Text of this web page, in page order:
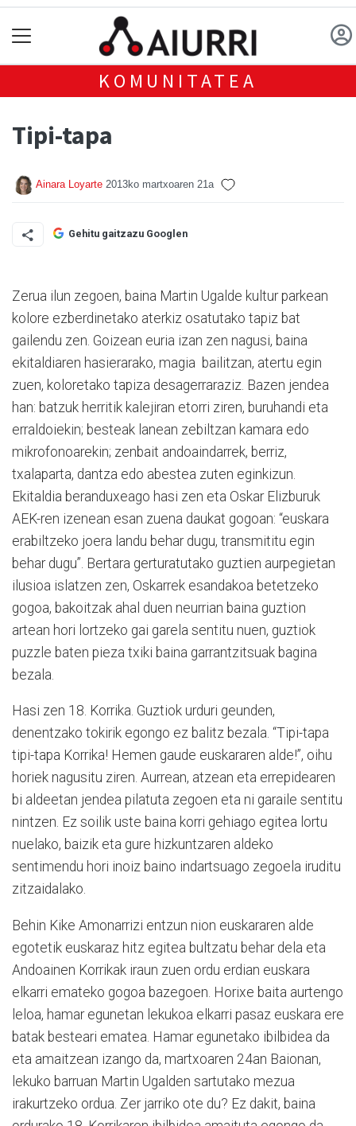
KOMUNITATEA
Tipi-tapa
Ainara Loyarte 2013ko martxoaren 21a
Gehitu gaitzazu Googlen
Zerua ilun zegoen, baina Martin Ugalde kultur parkean
kolore ezberdinetako aterkiz osatutako tapiz bat
gailendu zen. Goizean euria izan zen nagusi, baina
ekitaldiaren hasierarako, magia bailitzan, atertu egin
zuen, koloretako tapiza desagerraraziz. Bazen jendea
han: batzuk herritik kalejiran etorri ziren, buruhandi eta
erraldoiekin; besteak lanean zebiltzan kamara edo
mikrofonoarekin; zenbait andoaindarrek, berriz,
txalaparta, dantza edo abestea zuten eginkizun.
Ekitaldia beranduxeago hasi zen eta Oskar Elizburuk
AEK-ren izenean esan zuena daukat gogoan: “euskara
erabiltzeko joera landu behar dugu, transmititu egin
behar dugu”. Bertara gerturatutako guztien aurpegietan
ilusioa islatzen zen, Oskarrek esandakoa betetzeko
gogoa, bakoitzak ahal duen neurrian baina guztion
artean hori lortzeko gai garela sentitu nuen, guztiok
puzzle baten pieza txiki baina garrantzitsuak bagina
bezala.
Hasi zen 18. Korrika. Guztiok urduri geunden,
denentzako tokirik egongo ez balitz bezala. “Tipi-tapa
tipi-tapa Korrika! Hemen gaude euskararen alde!”, oihu
horiek nagusitu ziren. Aurrean, atzean eta errepidearen
bi aldeetan jendea pilatuta zegoen eta ni garaile sentitu
nintzen. Ez soilik uste baina korri gehiago egitea lortu
nuelako, baizik eta gure hizkuntzaren aldeko
sentimendu hori inoiz baino indartsuago zegoela iruditu
zitzaidalako.
Behin Kike Amonarrizi entzun nion euskararen alde
egotetik euskaraz hitz egitea bultzatu behar dela eta
Andoainen Korrikak iraun zuen ordu erdian euskara
elkarri emateko gogoa bazegoen. Horixe baita aurtengo
leloa, hamar egunetan lekukoa elkarri pasaz euskara ere
batak besteari ematea. Hamar egunetako ibilbidea da
eta amaitzean izango da, martxoaren 24an Baionan,
lekuko barruan Martin Ugalden sartutako mezua
irakurtzeko ordua. Zer jarriko ote du? Ez dakit, baina